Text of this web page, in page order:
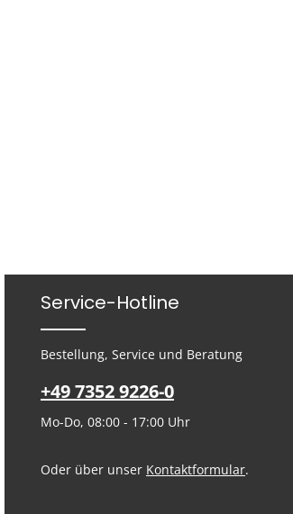
Service-Hotline
Bestellung, Service und Beratung
+49 7352 9226-0
Mo-Do, 08:00 - 17:00 Uhr
Oder über unser Kontaktformular.